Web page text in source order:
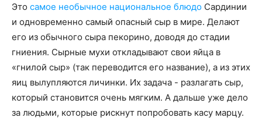
Это самое необычное национальное блюдо Сардинии
и одновременно самый опасный сыр в мире. Делают
его из обычного сыра пекорино, доводя до стадии
гниения. Сырные мухи откладывают свои яйца в
«гнилой сыр» (так переводится его название), а из этих
яиц вылупляются личинки. Их задача - разлагать сыр,
который становится очень мягким. А дальше уже дело
за людьми, которые рискнут попробовать касу марцу.